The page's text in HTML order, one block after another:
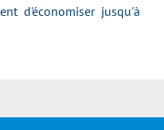
d'économiser jusqu'à